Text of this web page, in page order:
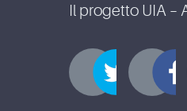
Il progetto UIA –